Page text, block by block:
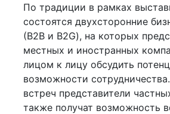
По традиции в рамках
состоятся двухсторонние
(В2В и B2G), на которых
местных и иностранных
лицом к лицу обсудить
возможности
встреч представители
также получат возможность